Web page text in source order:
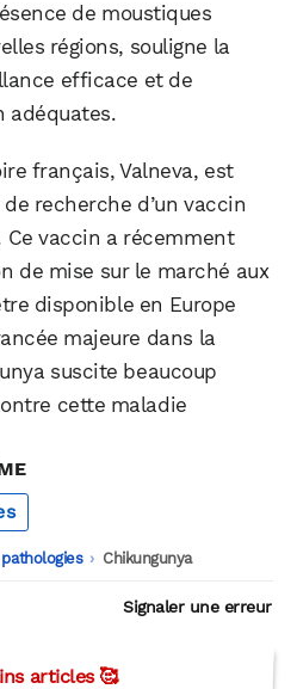
de moustiques
régions, souligne la
efficace et de
adéquates.
français, Valneva, est
recherche d’un vaccin
vaccin a récemment
de mise sur le marché aux
disponible en Europe
majeure dans la
suscite beaucoup
cette maladie
-
Chikungunya
Signaler une erreur
articles 🥰